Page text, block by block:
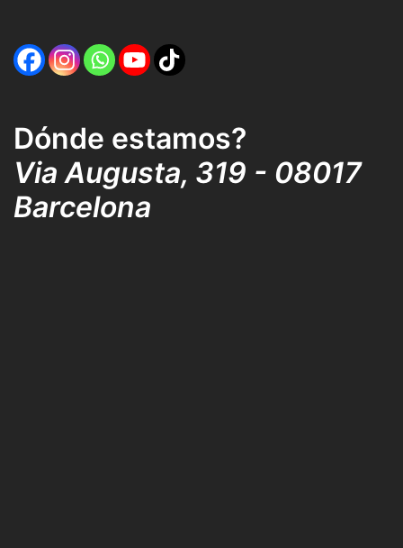
Dónde estamos?
Via Augusta, 319 - 08017
Barcelona